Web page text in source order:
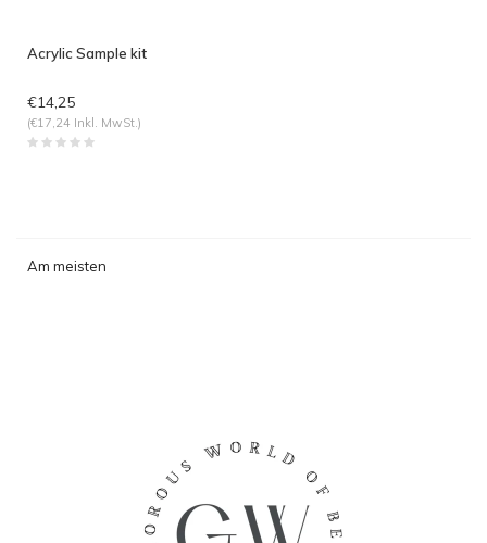
Acrylic Sample kit
€14,25
(€17,24 Inkl. MwSt.)
Am meisten